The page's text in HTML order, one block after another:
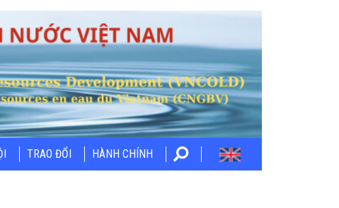
TRAO ĐỔI HÀNH CHÍNH